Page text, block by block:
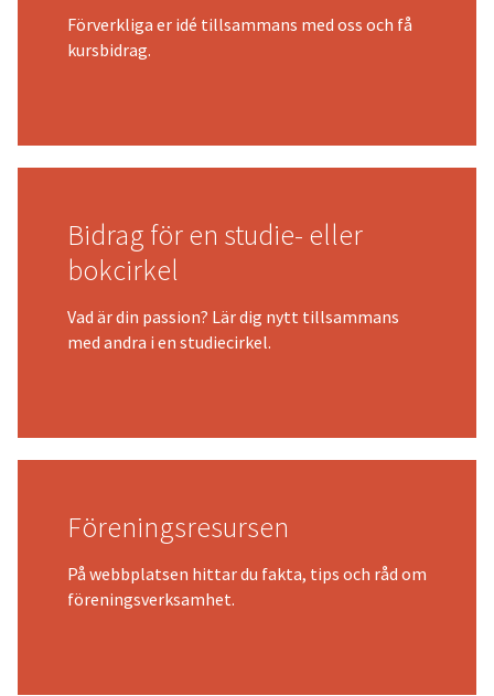
Förverkliga er idé tillsammans med oss och få
kursbidrag.
Bidrag för en studie- eller
bokcirkel
Vad är din passion? Lär dig nytt tillsammans
med andra i en studiecirkel.
Föreningsresursen
På webbplatsen hittar du fakta, tips och råd om
föreningsverksamhet.